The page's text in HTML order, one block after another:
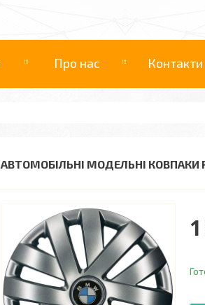
Про нас Контакти
АВТОМОБІЛЬНІ МОДЕЛЬНІ КОВПАКИ